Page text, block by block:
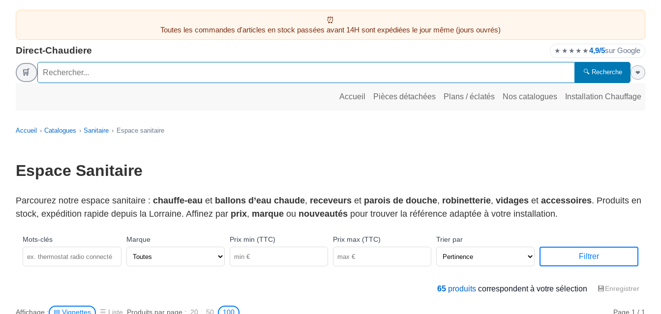
Toutes les commandes d'articles en stock passées avant 14H sont expédiées le jour même (jours ouvrés)
Direct-Chaudiere ★★★★★4,9/5sur Google
🛒 🔍 Recherche ❤
Accueil Pièces détachées Plans / éclatés Nos catalogues Installation Chauffage
Accueil Catalogues Sanitaire Espace sanitaire
Espace Sanitaire
Parcourez notre espace sanitaire : chauffe-eau et ballons d’eau chaude, receveurs et parois de douche, robinetterie, vidages et accessoires. Produits en
stock, expédition rapide depuis la Lorraine. Affinez par prix, marque ou nouveautés pour trouver la référence adaptée à votre installation.
Mots-clés Marque Prix min (TTC) Prix max (TTC) Trier par
Filtrer
65 produits correspondent à votre sélection 💾Enregistrer
Affichage : ▤ Vignettes ☰ Liste Produits par page : 20 50 100 Page 1 / 1